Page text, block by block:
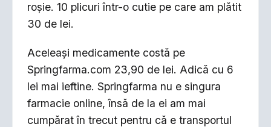
roșie. 10 plicuri într-o cutie pe care am plătit
30 de lei.
Aceleași medicamente costă pe
Springfarma.com 23,90 de lei. Adică cu 6
lei mai ieftine. Springfarma nu e singura
farmacie online, însă de la ei am mai
cumpărat în trecut pentru că e transportul